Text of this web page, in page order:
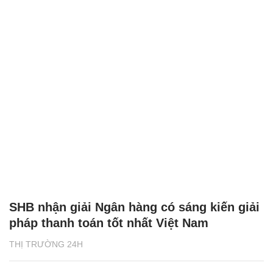
THỊ TRƯỜNG 24H
SHB nhận giải Ngân hàng có sáng kiến giải
pháp thanh toán tốt nhất Việt Nam